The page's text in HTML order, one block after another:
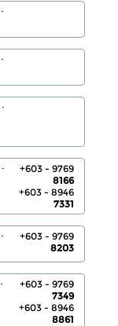
.
.
.
.
+603 - 9769
8166
+603 - 8946
7331
.
+603 - 9769
8203
.
+603 - 9769
7349
+603 - 8946
8861